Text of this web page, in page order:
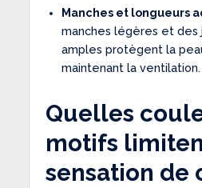
Manches et longueurs
manches légères et des
amples protègent la
maintenant la ventilation.
Quelles
motifs
sensation de